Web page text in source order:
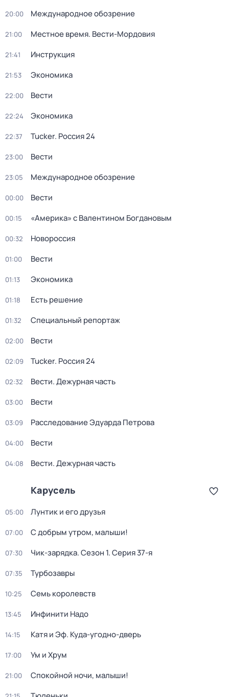
20:00 Международное обозрение
21:00 Местное время. Вести-Мордовия
21:41 Инструкция
21:53 Экономика
22:00 Вести
22:24 Экономика
22:37 Tucker. Россия 24
23:00 Вести
23:05 Международное обозрение
00:00 Вести
00:15 «Америка» с Валентином Богдановым
00:32 Новороссия
01:00 Вести
01:13 Экономика
01:18 Есть решение
01:32 Специальный репортаж
02:00 Вести
02:09 Tucker. Россия 24
02:32 Вести. Дежурная часть
03:00 Вести
03:09 Расследование Эдуарда Петрова
04:00 Вести
04:08 Вести. Дежурная часть
Карусель
05:00 Лунтик и его друзья
07:00 С добрым утром, малыши!
07:30 Чик-зарядка. Сезон 1. Серия 37-я
07:35 Турбозавры
10:25 Семь королевств
13:45 Инфинити Надо
14:15 Катя и Эф. Куда-угодно-дверь
17:00 Ум и Хрум
21:00 Спокойной ночи, малыши!